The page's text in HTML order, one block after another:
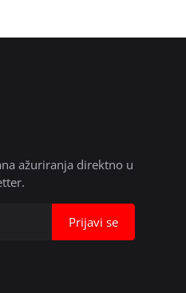
ažuriranja direktno u
Prijavi se